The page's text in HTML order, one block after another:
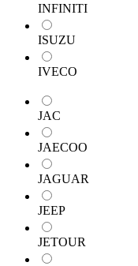
INFINITI
ISUZU
IVECO
JAC
JAECOO
JAGUAR
JEEP
JETOUR